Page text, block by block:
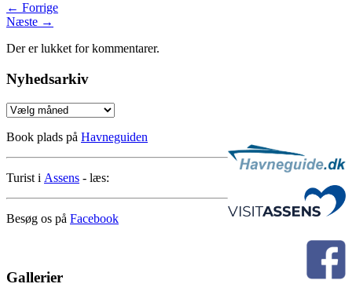
← Forrige
Næste →
Der er lukket for kommentarer.
Nyhedsarkiv
Nyhedsarkiv
Book plads på Havneguiden
Turist i Assens - læs:
Besøg os på Facebook
Gallerier